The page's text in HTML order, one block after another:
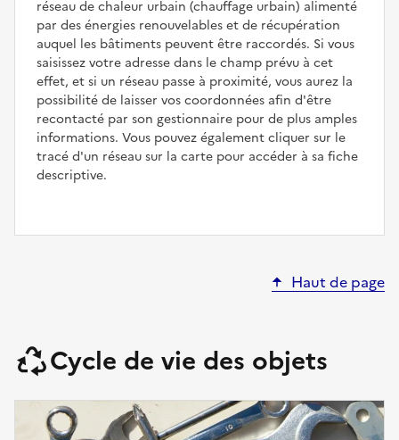
réseau de chaleur urbain (chauffage urbain) alimenté
par des énergies renouvelables et de récupération
auquel les bâtiments peuvent être raccordés. Si vous
saisissez votre adresse dans le champ prévu à cet
effet, et si un réseau passe à proximité, vous aurez la
possibilité de laisser vos coordonnées afin d'être
recontacté par son gestionnaire pour de plus amples
informations. Vous pouvez également cliquer sur le
tracé d'un réseau sur la carte pour accéder à sa fiche
descriptive.
Haut de page
Cycle de vie des objets